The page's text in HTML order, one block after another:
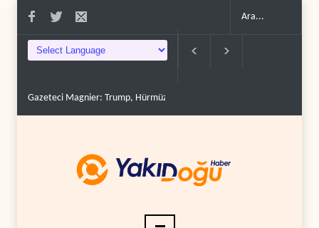
Gazeteci Magnier: Trump, Hürmüz Boğazı denetimini doğru..